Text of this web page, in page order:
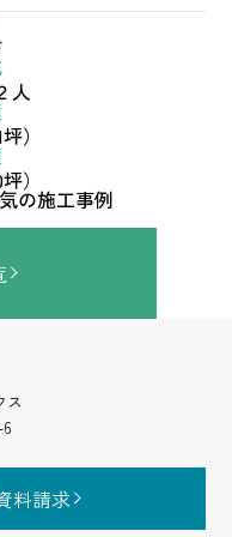
人
）
）
の施工事例
ス
料請求